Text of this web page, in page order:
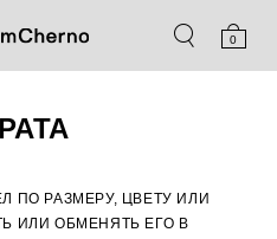
0
ПО РАЗМЕРУ, ЦВЕТУ ИЛИ
ИЛИ ОБМЕНЯТЬ ЕГО В